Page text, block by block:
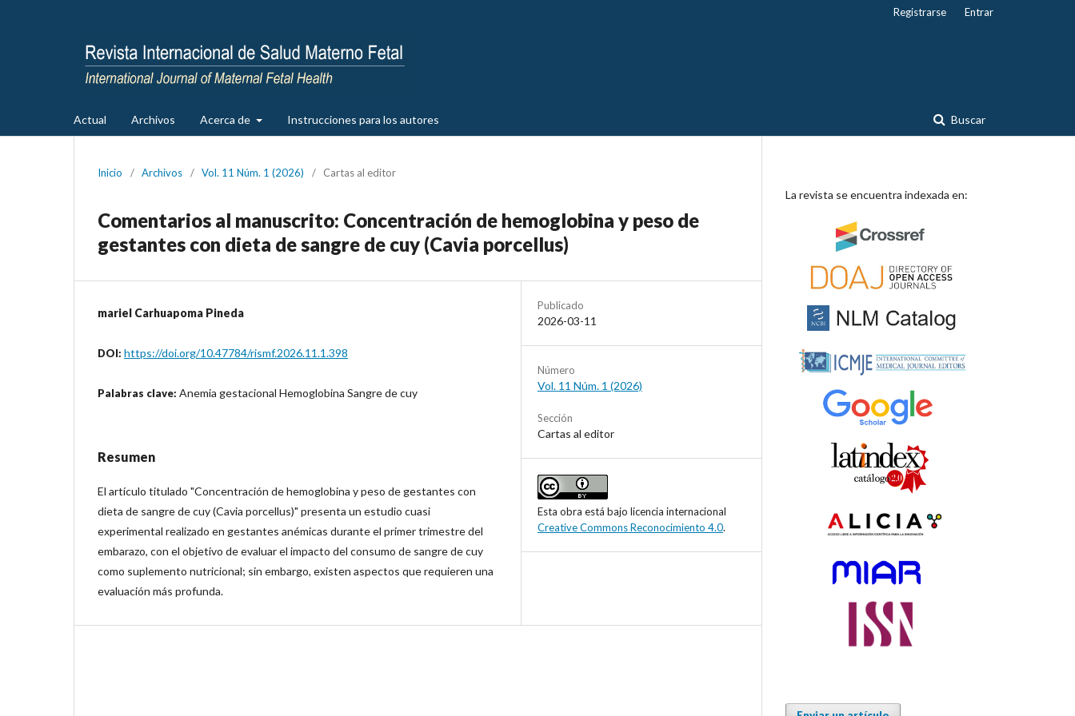
Actual Archivos Acerca de Instrucciones para los autores Buscar
Registrarse Entrar
Inicio / Archivos / Vol. 11 Núm. 1 (2026) / Cartas al editor
Comentarios al manuscrito: Concentración de hemoglobina y peso de
gestantes con dieta de sangre de cuy (Cavia porcellus)
mariel Carhuapoma Pineda
DOI: https://doi.org/10.47784/rismf.2026.11.1.398
Palabras clave: Anemia gestacional Hemoglobina Sangre de cuy
Resumen
El artículo titulado "Concentración de hemoglobina y peso de gestantes con
dieta de sangre de cuy (Cavia porcellus)" presenta un estudio cuasi
experimental realizado en gestantes anémicas durante el primer trimestre del
embarazo, con el objetivo de evaluar el impacto del consumo de sangre de cuy
como suplemento nutricional; sin embargo, existen aspectos que requieren una
evaluación más profunda.
Publicado
2026-03-11
Número
Vol. 11 Núm. 1 (2026)
Sección
Cartas al editor
Esta obra está bajo licencia internacional
Creative Commons Reconocimiento 4.0.
La revista se encuentra indexada en: